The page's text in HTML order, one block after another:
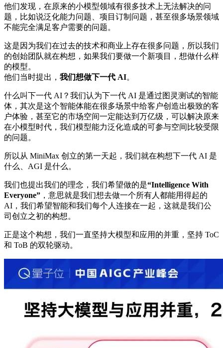
他们发现，在原来的小模型领域有很多技术上无法解决的问
题，比如说泛化能力问题、项目订制问题，甚至很多场景领域
不能完全满足客户需要的问题。
这是因为我们在过去的技术和商业上存在很多问题，所以我们
的创始团队就在构想，如果我们要做一个新项目，想做什么样
的模型。
他们当时提出， 我们想做下一代 AI。
什么叫下一代 AI？我们认为下一代 AI 是通过图灵测试的智能
体，其次是这个智能体能在很多场景中给客户创造出极致的客
户体验，甚至它的市场空间一定能达到万亿级，可以解决原来
在小模型时代，我们模型能力泛化造成的可参与空间比较受限
的问题。
所以从 MiniMax 创立的第一天起，我们就在构想下一代 AI 是
什么、AGI 是什么。
我们也提出我们的理念，我们希望做的是“Intelligence With
Everyone” ，意思就是我们想去做一个所有人都能用得起的
AI，我们希望智能和我们每个人连接在一起，这就是我们公
司创立之初的构想。
正是这个构想，我们一直坚持大模型和应用的并重，坚持 ToC
和 ToB 的双轮驱动。